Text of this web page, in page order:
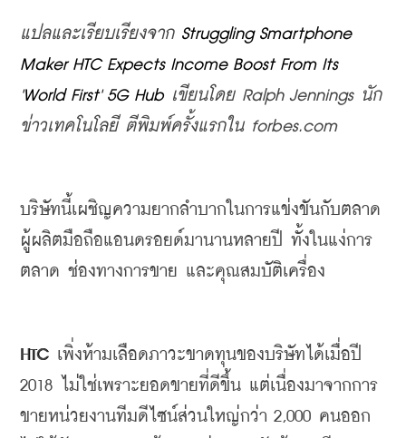
แปลและเรียบเรียงจาก Struggling Smartphone
Maker HTC Expects Income Boost From Its
'World First' 5G Hub เขียนโดย Ralph Jennings นัก
ข่าวเทคโนโลยี ตีพิมพ์ครั้งแรกใน forbes.com
บริษัทนี้เผชิญความยากลำบากในการแข่งขันกับตลาด
ผู้ผลิตมือถือแอนดรอยด์มานานหลายปี ทั้งในแง่การ
ตลาด ช่องทางการขาย และคุณสมบัติเครื่อง
HTC เพิ่งห้ามเลือดภาวะขาดทุนของบริษัทได้เมื่อปี
2018 ไม่ใช่เพราะยอดขายที่ดีขึ้น แต่เนื่องมาจากการ
ขายหน่วยงานทีมดีไซน์ส่วนใหญ่กว่า 2,000 คนออก